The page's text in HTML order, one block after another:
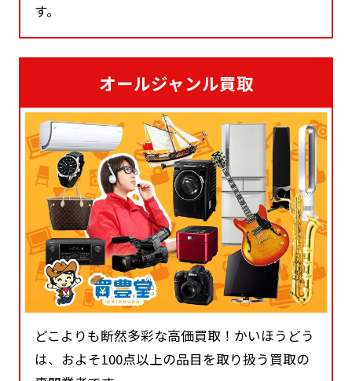
す。
オールジャンル買取
どこよりも断然多彩な高価買取！かいほうどう
は、およそ100点以上の品目を取り扱う買取の